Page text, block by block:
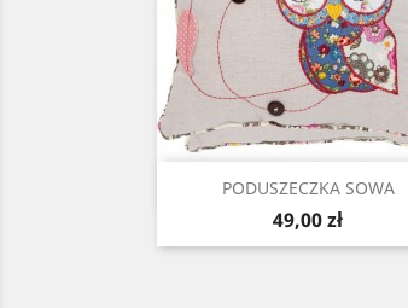
PODUSZECZKA SOWA
Cena
49,00 zł
Szybki podgląd